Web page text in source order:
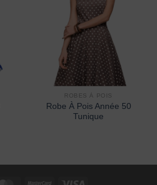
ROBES À POIS
Robe À Pois Année 50
Tunique